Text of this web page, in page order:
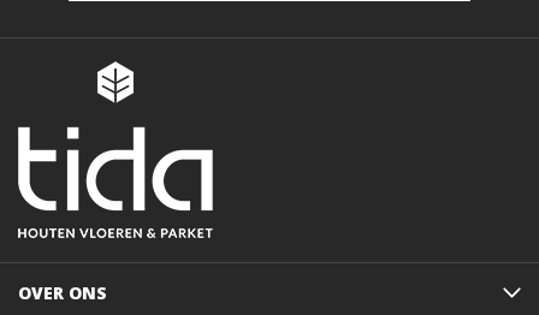
OVER ONS